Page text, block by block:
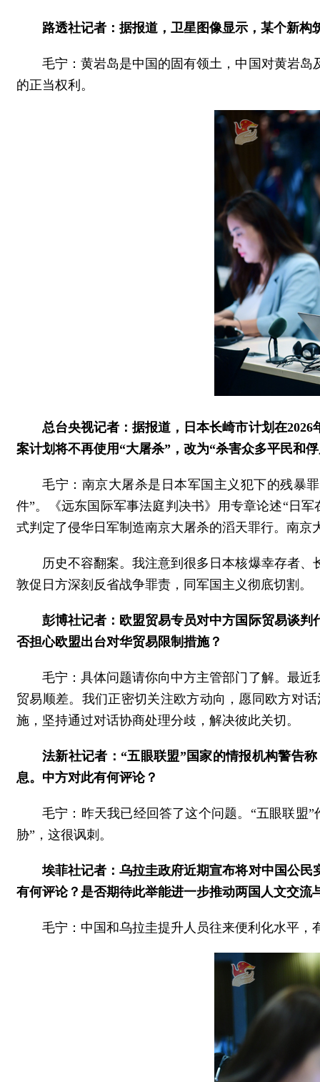
路透社记者：据报道，卫星图像显示，某个新
毛宁：黄岩岛是中国的固有领土，中国对黄岩
的正当权利。
总台央视记者：据报道，日本长崎市计划在
案计划将不再使用“大屠杀”，改为“杀害众多平民和
毛宁：南京大屠杀是日本军国主义犯下的残暴
件”。《远东国际军事法庭判决书》用专章论述“日
式判定了侵华日军制造南京大屠杀的滔天罪行。南
历史不容翻案。我注意到很多日本核爆幸存者
敦促日方深刻反省战争罪责，同军国主义彻底切割。
彭博社记者：欧盟贸易专员对中方国际贸易谈
否担心欧盟出台对华贸易限制措施？
毛宁：具体问题请你向中方主管部门了解。最
贸易顺差。我们正密切关注欧方动向，愿同欧方对
施，坚持通过对话协商处理分歧，解决彼此关切。
法新社记者：“五眼联盟”国家的情报机构警告
息。中方对此有何评论？
毛宁：昨天我已经回答了这个问题。“五眼联盟
胁”，这很讽刺。
埃菲社记者：乌拉圭政府近期宣布将对中国公
有何评论？是否期待此举能进一步推动两国人文交流
毛宁：中国和乌拉圭提升人员往来便利化水平